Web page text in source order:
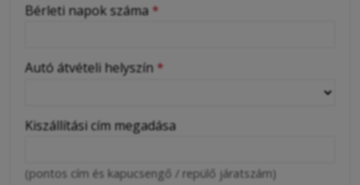
Bérleti napok száma *
Autó átvételi helyszín *
Kiszállítási cím megadása
(pontos cím és kapucsengő / repülő járatszám)